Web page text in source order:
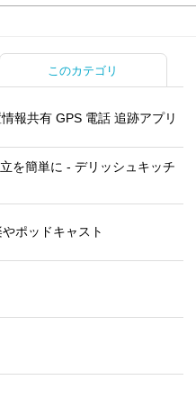
このカテゴリ
報共有 GPS 電話 追跡アプリ
を簡単‪に - デリッシュキッチ
ポッドキャスト